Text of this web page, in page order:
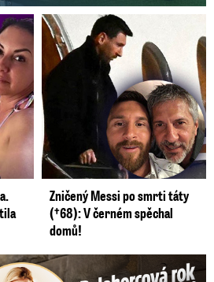
Zničený Messi po smrti táty
(†68): V černém spěchal
domů!
implantátů: Konečně sama sebou